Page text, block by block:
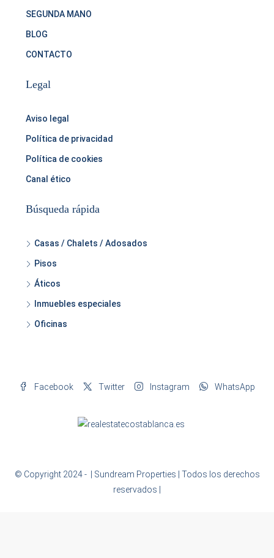
SEGUNDA MANO
BLOG
CONTACTO
Legal
Aviso legal
Política de privacidad
Política de cookies
Canal ético
Búsqueda rápida
Casas / Chalets / Adosados
Pisos
Áticos
Inmuebles especiales
Oficinas
Facebook Twitter Instagram WhatsApp
© Copyright 2024 -
| Sundream Properties | Todos los derechos
reservados |